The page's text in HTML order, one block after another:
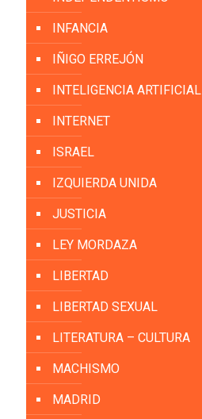
INFANCIA
IÑIGO ERREJÓN
INTELIGENCIA ARTIFICIAL
INTERNET
ISRAEL
IZQUIERDA UNIDA
JUSTICIA
LEY MORDAZA
LIBERTAD
LIBERTAD SEXUAL
LITERATURA – CULTURA
MACHISMO
MADRID